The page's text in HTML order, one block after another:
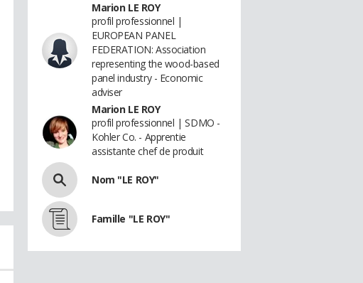
Marion LE ROY
profil professionnel |
EUROPEAN PANEL
FEDERATION: Association
representing the wood-based
panel industry - Economic
adviser
Marion LE ROY
profil professionnel | SDMO -
Kohler Co. - Apprentie
assistante chef de produit
Nom "LE ROY"
Famille "LE ROY"